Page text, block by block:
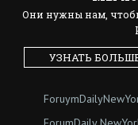
ForumDaily New
Календарь
Они нужны нам,
УЗНАТЬ